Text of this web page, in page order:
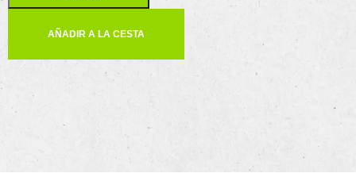
AÑADIR A LA CESTA